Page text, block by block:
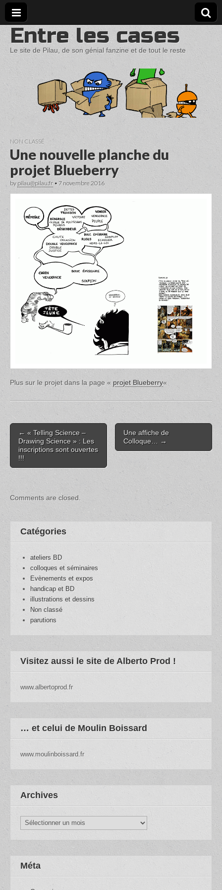
Entre les cases
Le site de Pilau, de son génial fanzine et de tout le reste
NON CLASSÉ
Une nouvelle planche du
projet Blueberry
by pilau@pilau.fr • 7 novembre 2016
Plus sur le projet dans la page « projet Blueberry«
Post
navigation
← « Telling Science –
Drawing Science » : Les
inscriptions sont ouvertes
!!!
Une affiche de
Colloque… →
Comments are closed.
Catégories
ateliers BD
colloques et séminaires
Evènements et expos
handicap et BD
illustrations et dessins
Non classé
parutions
Visitez aussi le site de Alberto Prod !
www.albertoprod.fr
… et celui de Moulin Boissard
www.moulinboissard.fr
Archives
Archives
Méta